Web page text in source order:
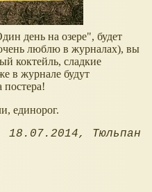
день на озере", будет
люблю в журналах), вы
коктейль, сладкие
в журнале будут
постера!
единорог.
18.07.2014 Тюльпан